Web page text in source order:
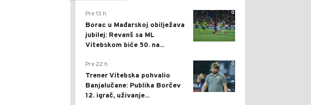
0
Pre 13 h
Borac u Mađarskoj obilježava
jubilej: Revanš sa ML
Vitebskom biće 50. na...
0
Pre 22 h
Trener Vitebska pohvalio
Banjalučane: Publika Borčev
12. igrač, uživanje...